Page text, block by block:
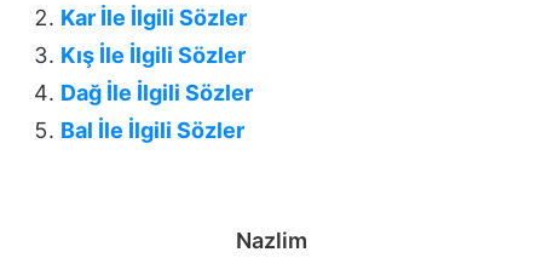
Kar İle İlgili Sözler
Kış İle İlgili Sözler
Dağ İle İlgili Sözler
Bal İle İlgili Sözler
Nazlim